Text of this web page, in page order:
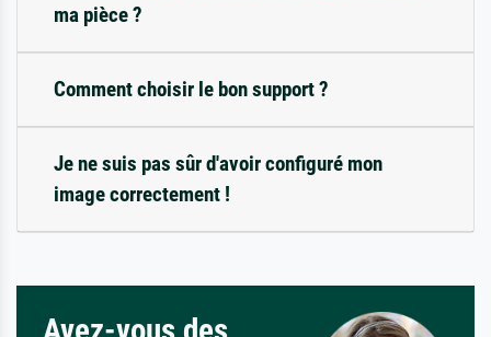
ma pièce ?
Comment choisir le bon support ?
Je ne suis pas sûr d'avoir configuré mon
image correctement !